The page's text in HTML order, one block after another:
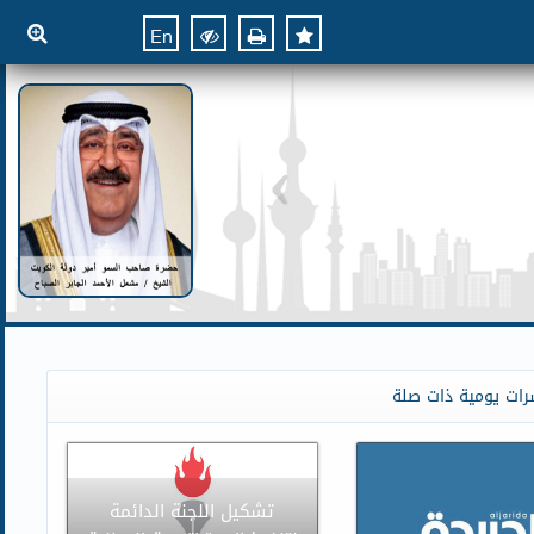
En
يومية ذات صلة
تشكيل اللجنة الدائمة